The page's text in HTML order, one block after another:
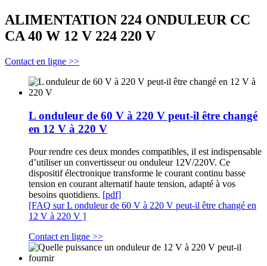
ALIMENTATION 224 ONDULEUR CC
CA 40 W 12 V 224 220 V
Contact en ligne >>
L onduleur de 60 V à 220 V peut-il être changé
en 12 V à 220 V
Pour rendre ces deux mondes compatibles, il est indispensable
d’utiliser un convertisseur ou onduleur 12V/220V. Ce
dispositif électronique transforme le courant continu basse
tension en courant alternatif haute tension, adapté à vos
besoins quotidiens. [pdf]
[FAQ sur L onduleur de 60 V à 220 V peut-il être changé en
12 V à 220 V ]
Contact en ligne >>